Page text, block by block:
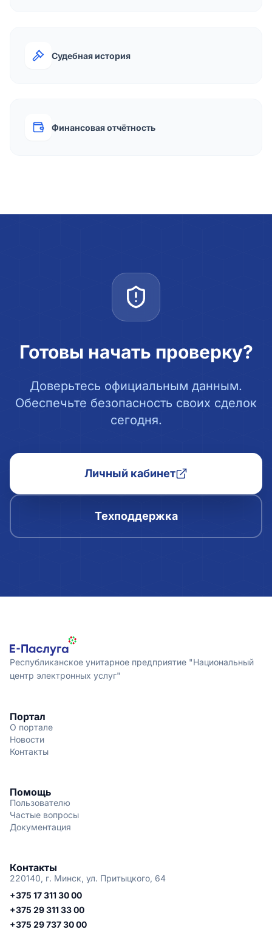
Судебная история
Финансовая отчётность
Готовы начать проверку?
Доверьтесь официальным данным.
Обеспечьте безопасность своих сделок
сегодня.
Личный кабинет
Техподдержка
Республиканское унитарное предприятие "Национальный
центр электронных услуг"
Портал
О портале
Новости
Контакты
Помощь
Пользователю
Частые вопросы
Документация
Контакты
220140, г. Минск, ул. Притыцкого, 64
+375 17 311 30 00
+375 29 311 33 00
+375 29 737 30 00